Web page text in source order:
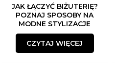
JAK ŁĄCZYĆ BIŻUTERIĘ?
POZNAJ SPOSOBY NA
MODNE STYLIZACJE
CZYTAJ WIĘCEJ